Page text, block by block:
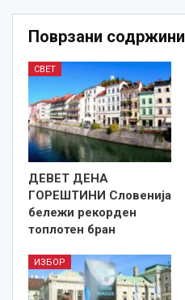
Поврзани содржини
СВЕТ
ДЕВЕТ ДЕНА
ГОРЕШТИНИ Словенија
бележи рекорден
топлотен бран
ИЗБОР